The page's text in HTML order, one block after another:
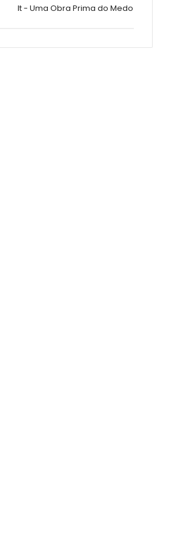
It - Uma Obra Prima do Medo